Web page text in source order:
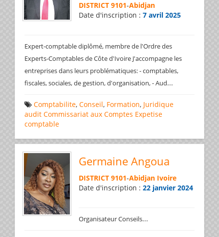
DISTRICT 9101-Abidjan
Date d'inscription : 7 avril 2025
Expert-comptable diplômé, membre de l'Ordre des
Experts-Comptables de Côte d'Ivoire J'accompagne les
entreprises dans leurs problématiques: - comptables,
fiscales, sociales, de gestion, d'organisation, - Aud...
Comptabilite, Conseil, Formation, Juridique
audit Commissariat aux Comptes Expetise
comptable
Germaine Angoua
DISTRICT 9101-Abidjan Ivoire
Date d'inscription : 22 janvier 2024
Organisateur Conseils...